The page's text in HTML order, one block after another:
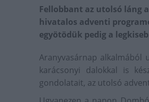
Fellobbant az utolsó láng
hivatalos adventi
egyötödük pedig a
Aranyvasárnap alkalmából
karácsonyi dalokkal is
gondolatait, az utolsó